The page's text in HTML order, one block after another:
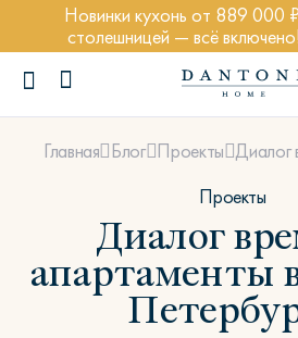
Новинки кухонь от 889 000
столешницей — всё включено!
ПОПУЛЯРНЫЕ ЗАПРОСЫ
Диван Марсель
Главная Блог Проекты Диалог
Проекты
Диалог
апартаменты